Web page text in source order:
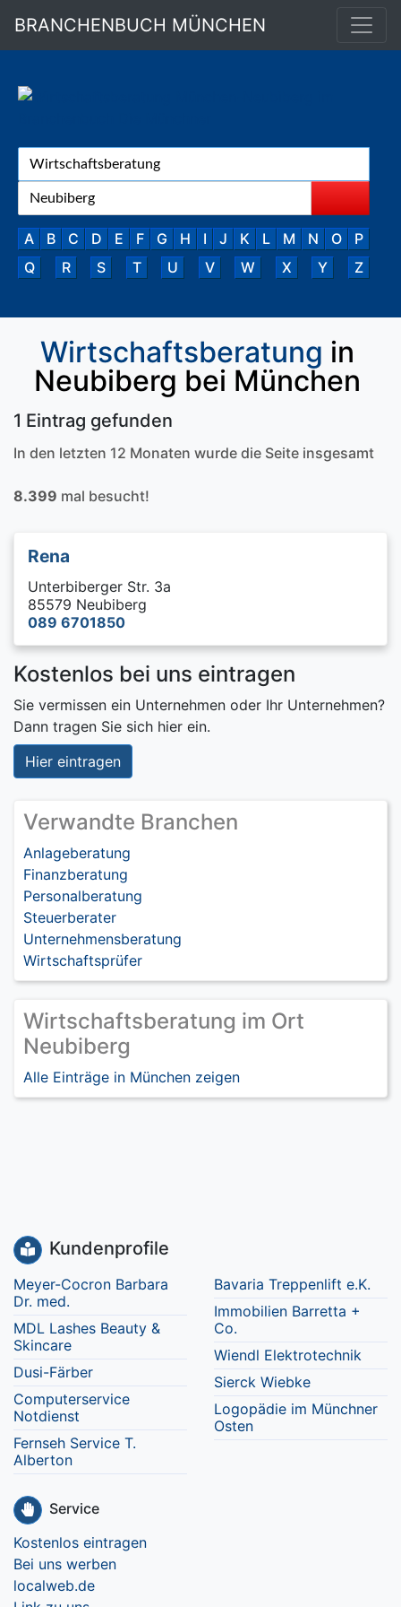
BRANCHENBUCH MÜNCHEN
A B C D E F G H I J K L M N O
P
Q
R S T U V W X Y Z
Wirtschaftsberatung in
Neubiberg bei München
1 Eintrag gefunden
In den letzten 12 Monaten wurde die Seite insgesamt
8.399 mal besucht!
Rena
Unterbiberger Str. 3a
85579 Neubiberg
089 6701850
Kostenlos bei uns eintragen
Sie vermissen ein Unternehmen oder Ihr Unternehmen?
Dann tragen Sie sich hier ein.
Hier eintragen
Verwandte Branchen
Anlageberatung
Finanzberatung
Personalberatung
Steuerberater
Unternehmensberatung
Wirtschaftsprüfer
Wirtschaftsberatung im Ort
Neubiberg
Alle Einträge in München zeigen
Kundenprofile
Meyer-Cocron Barbara
Dr. med.
MDL Lashes Beauty &
Skincare
Dusi-Färber
Computerservice
Notdienst
Fernseh Service T.
Alberton
Bavaria Treppenlift e.K.
Immobilien Barretta +
Co.
Wiendl Elektrotechnik
Sierck Wiebke
Logopädie im Münchner
Osten
Service
Kostenlos eintragen
Bei uns werben
localweb.de